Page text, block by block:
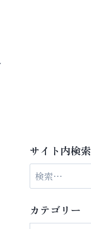
サイト内検索
検
索:
カテゴリー